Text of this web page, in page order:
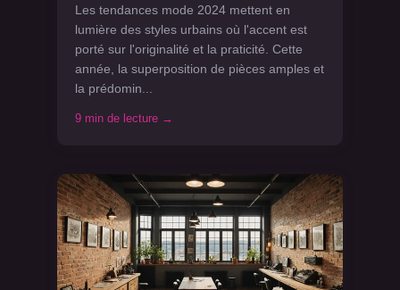
Les tendances mode 2024 mettent en
lumière des styles urbains où l'accent est
porté sur l'originalité et la praticité. Cette
année, la superposition de pièces amples et
la prédomin...
9 min de lecture →